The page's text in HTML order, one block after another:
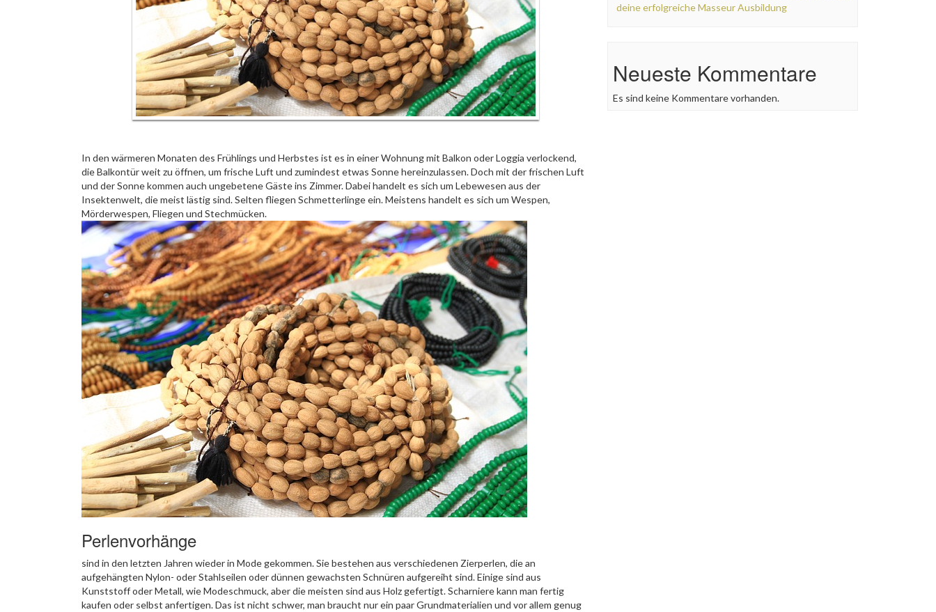
In den wärmeren Monaten des Frühlings und Herbstes ist es in einer Wohnung mit Balkon oder Loggia verlockend,
die Balkontür weit zu öffnen, um frische Luft und zumindest etwas Sonne hereinzulassen. Doch mit der frischen Luft
und der Sonne kommen auch ungebetene Gäste ins Zimmer. Dabei handelt es sich um Lebewesen aus der
Insektenwelt, die meist lästig sind. Selten fliegen Schmetterlinge ein. Meistens handelt es sich um Wespen,
Mörderwespen, Fliegen und Stechmücken.
Perlenvorhänge
sind in den letzten Jahren wieder in Mode gekommen. Sie bestehen aus verschiedenen Zierperlen, die an
aufgehängten Nylon- oder Stahlseilen oder dünnen gewachsten Schnüren aufgereiht sind. Einige sind aus
Kunststoff oder Metall, wie Modeschmuck, aber die meisten sind aus Holz gefertigt. Scharniere kann man fertig
kaufen oder selbst anfertigen. Das ist nicht schwer, man braucht nur ein paar Grundmaterialien und vor allem genug
deine erfolgreiche Masseur Ausbildung
Neueste Kommentare
Es sind keine Kommentare vorhanden.